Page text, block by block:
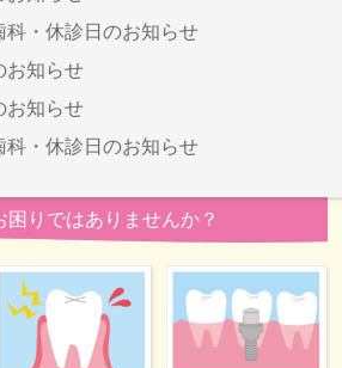
科・休診日のお知らせ
お知らせ
お知らせ
・休診日のお知らせ
りではありませんか？